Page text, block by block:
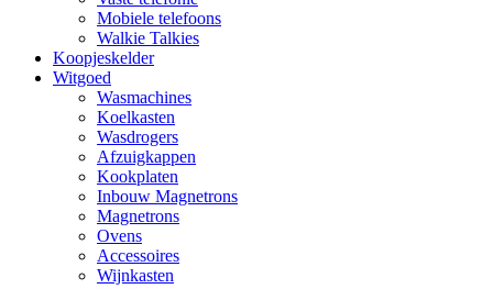
Mobiele telefoons
Walkie Talkies
Koopjeskelder
Witgoed
Wasmachines
Koelkasten
Wasdrogers
Afzuigkappen
Kookplaten
Inbouw Magnetrons
Magnetrons
Ovens
Accessoires
Wijnkasten